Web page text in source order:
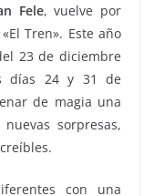
Fele, vuelve por
«El Tren». Este año
23 de diciembre
días 24 y 31 de
de magia una
sorpresas,
con una